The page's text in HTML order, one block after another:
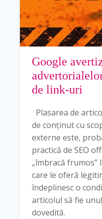
Google
de link-uri
Plasarea de
de conținut cu
externe este,
practică de SEO
„îmbracă
care le oferă
îndeplinesc o
articolul să fie
dovedită.